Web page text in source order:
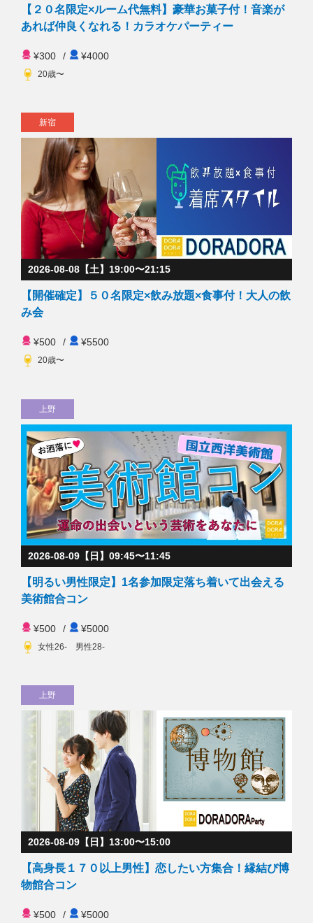
【２０名限定×ルーム代無料】豪華お菓子付！音楽が
あれば仲良くなれる！カラオケパーティー
¥300 / ¥4000
20歳〜
新宿
2026-08-08【土】19:00〜21:15
【開催確定】５０名限定×飲み放題×食事付！大人の飲
み会
¥500 / ¥5500
20歳〜
上野
2026-08-09【日】09:45〜11:45
【明るい男性限定】1名参加限定落ち着いて出会える
美術館合コン
¥500 / ¥5000
女性26- 男性28-
上野
2026-08-09【日】13:00〜15:00
【高身長１７０以上男性】恋したい方集合！縁結び博
物館合コン
¥500 / ¥5000